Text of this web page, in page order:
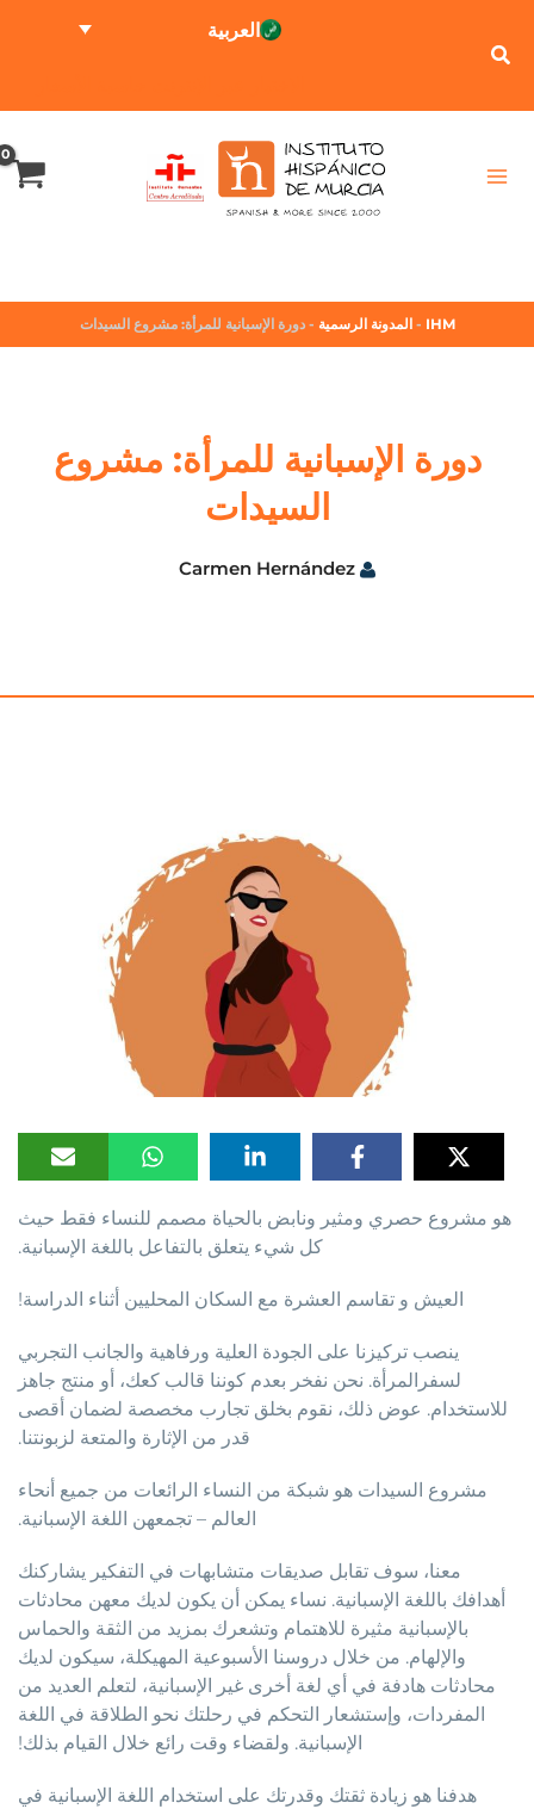
العربية
IHM
-المدونة الرسمية-دورة الإسبانية للمرأة: مشروع السيدات
دورة الإسبانية للمرأة: مشروع
السيدات
Carmen Hernández
هو مشروع حصري ومثير ونابض بالحياة مصمم للنساء فقط حيث
كل شيء يتعلق بالتفاعل باللغة الإسبانية.
العيش و تقاسم العشرة مع السكان المحليين أثناء الدراسة!
ينصب تركيزنا على الجودة العلية ورفاهية والجانب التجربي
لسفرالمرأة. نحن نفخر بعدم كوننا قالب كعك، أو منتج جاهز
للاستخدام. عوض ذلك، نقوم بخلق تجارب مخصصة لضمان أقصى
قدر من الإثارة والمتعة لزبونتنا.
مشروع السيدات هو شبكة من النساء الرائعات من جميع أنحاء
العالم – تجمعهن اللغة الإسبانية.
معنا، سوف تقابل صديقات متشابهات في التفكير يشاركنك
أهدافك باللغة الإسبانية. نساء يمكن أن يكون لديك معهن محادثات
بالإسبانية مثيرة للاهتمام وتشعرك بمزيد من الثقة والحماس
والإلهام. من خلال دروسنا الأسبوعية المهيكلة، سيكون لديك
محادثات هادفة في أي لغة أخرى غير الإسبانية، لتعلم العديد من
المفردات، وإستشعار التحكم في رحلتك نحو الطلاقة في اللغة
الإسبانية. ولقضاء وقت رائع خلال القيام بذلك!
هدفنا هو زيادة ثقتك وقدرتك على استخدام اللغة الإسبانية في